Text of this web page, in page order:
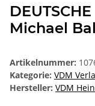
Michael
Artikelnummer:
Kategorie: VDM
Hersteller: VDM